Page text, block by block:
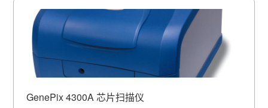
GenePix 4300A 芯片扫描仪